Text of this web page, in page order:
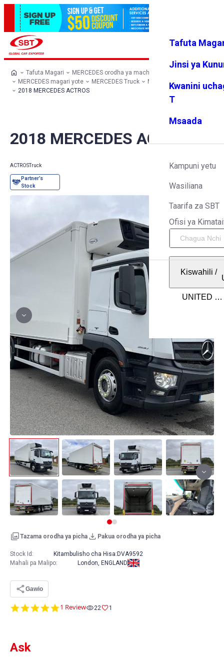
Vipendw
Menyu
Tafuta
Jinsi ya
Kwanini
T
Msaada
Kampuni yetu
Wasiliana
Taarifa za SBT
Ofisi ya
Kiswahili /
Tafuta Magari
MERCEDES orodha ya machaguo
MERCEDES magari yote
MERCEDES Truck
MERCEDES ACTROS
2018 MERCEDES ACTROS
2018 MERCEDES ACTROS
ACTROSTruck
Tazama orodha ya picha Pakua orodha ya picha
5.0
1 Review 22 1
Ask
Stock Id: Kitambulisho cha Hisa: DVA9592
Mahali pa Malipo: London, ENGLAND
Gawio